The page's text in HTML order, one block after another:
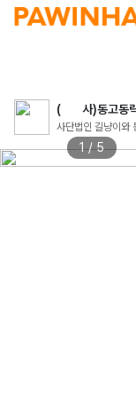
(ㅤㅤ사)동고동
사단법인 길냥이와
1 / 5